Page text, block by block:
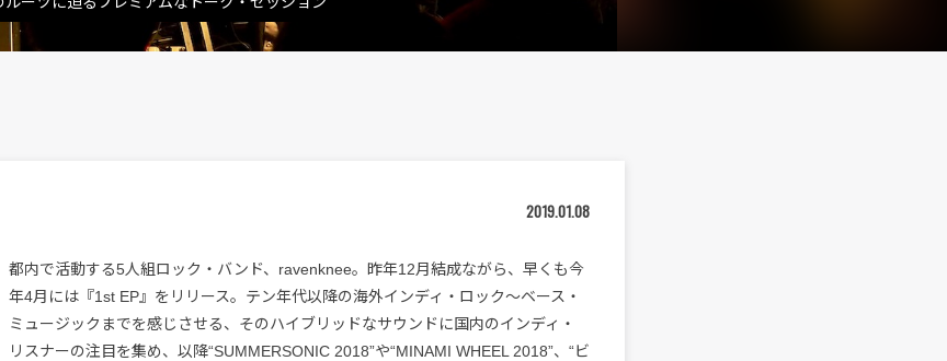
2019.01.08
都内で活動する5人組ロック・バンド、ravenknee。昨年12月結成ながら、早くも今
年4月には『1st EP』をリリース。テン年代以降の海外インディ・ロック〜ベース・
ミュージックまでを感じさせる、そのハイブリッドなサウンドに国内のインディ・
リスナーの注目を集め、以降“SUMMERSONIC 2018”や“MINAMI WHEEL 2018”、“ビ